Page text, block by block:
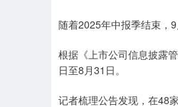
随着2025年中报季结束，9
根据《上市公司信息披露
日至8月31日。
记者梳理公告发现，在48